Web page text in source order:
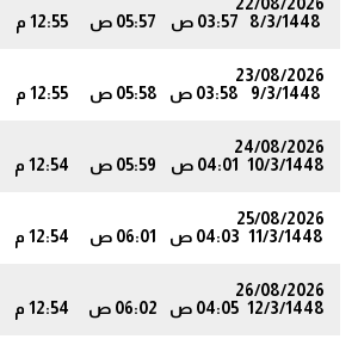
8/3/1448
03:57 ص 05:57 ص 12:55 م
23/08/2026
9/3/1448
03:58 ص 05:58 ص 12:55 م
24/08/2026
10/3/1448
04:01 ص 05:59 ص 12:54 م
25/08/2026
11/3/1448 04:03 ص 06:01 ص 12:54 م
26/08/2026
12/3/1448 04:05 ص 06:02 ص 12:54 م